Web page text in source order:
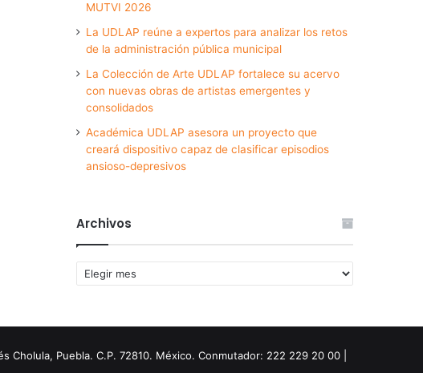
MUTVI 2026
La UDLAP reúne a expertos para analizar los retos
de la administración pública municipal
La Colección de Arte UDLAP fortalece su acervo
con nuevas obras de artistas emergentes y
consolidados
Académica UDLAP asesora un proyecto que
creará dispositivo capaz de clasificar episodios
ansioso-depresivos
Archivos
Archivos
Puebla. C.P. 72810. México. Conmutador: 222 229 20 00 |